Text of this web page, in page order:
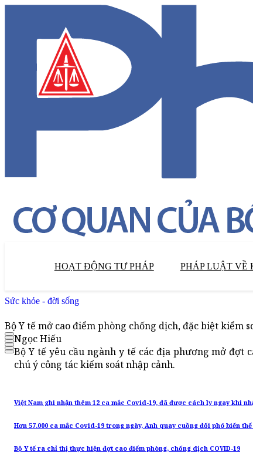
HOẠT ĐỘNG TƯ PHÁP PHÁP LUẬT VỀ
Sức khỏe - đời sống
Bộ Y tế mở cao điểm phòng chống dịch, đặc biệt kiểm
Ngọc Hiếu
Bộ Y tế yêu cầu ngành y tế các địa phương mở đợt
chú ý công tác kiểm soát nhập cảnh.
Việt Nam ghi nhận thêm 12 ca mắc Covid-19, đã được cách ly ngay khi
Hơn 57.000 ca mắc Covid-19 trong ngày, Anh quay cuồng đối phó biến
Bộ Y tế ra chỉ thị thực hiện đợt cao điểm phòng, chống dịch COVID-19